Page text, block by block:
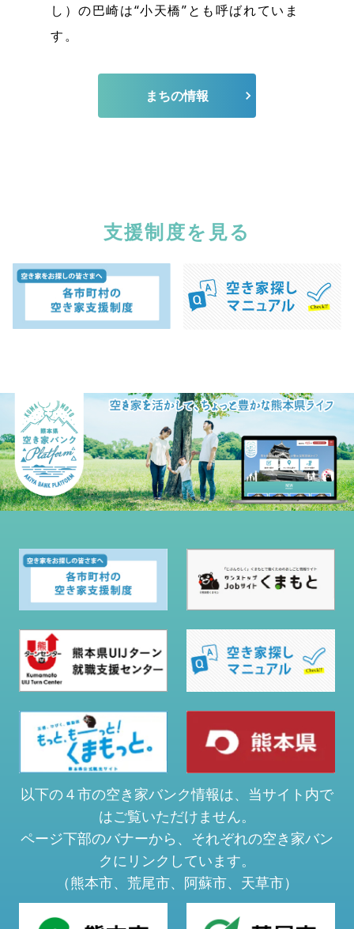
し）の巴崎は“小天橋”とも呼ばれていま
す。
まちの情報
支援制度を見る
以下の４市の空き家バンク情報は、当サイト内で
はご覧いただけません。
ページ下部のバナーから、それぞれの空き家バン
クにリンクしています。
（熊本市、荒尾市、阿蘇市、天草市）